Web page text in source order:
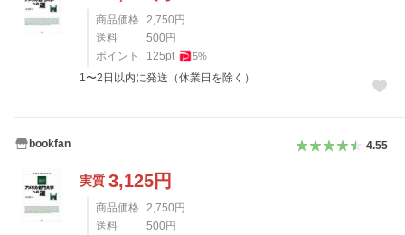
商品価格 2,750 円
送料
500 円
ポイント
125pt 5%
1〜2日以内に発送（休業日を除く）
bookfan 4.55
実質 3,125円
商品価格 2,750 円
送料
500 円